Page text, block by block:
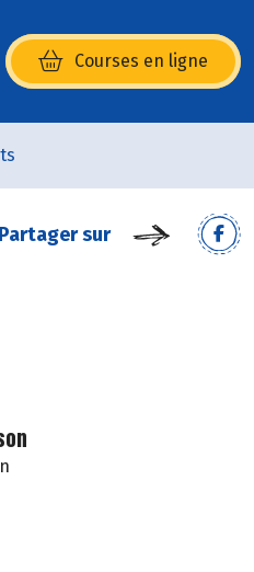
Courses en ligne
dans une nouvelle
Partager sur